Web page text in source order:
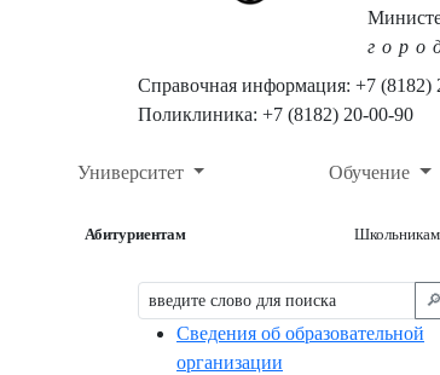
Справочная информация: +7 (8182)
Поликлиника: +7 (8182) 20-00-90
Университет Обучение
Абитуриентам Школьникам
🔎︎
Сведения об образовательной
организации